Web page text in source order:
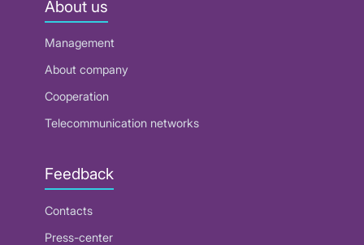
About us
Management
About company
Cooperation
Telecommunication networks
Feedback
Contacts
Press-center